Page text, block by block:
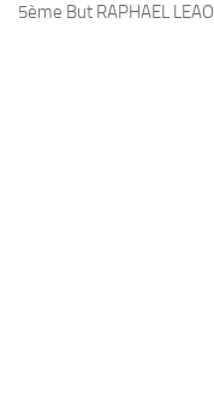
5ème But RAPHAEL LEAO